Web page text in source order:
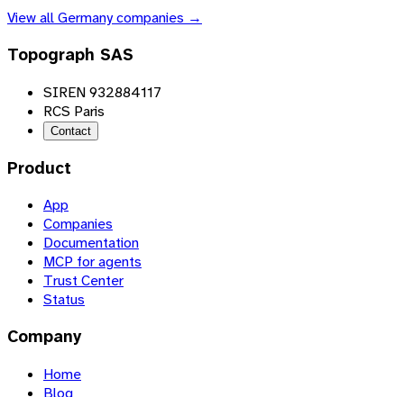
View allGermanycompanies →
Topograph SAS
SIREN 932884117
RCS Paris
Contact
Product
App
Companies
Documentation
MCP for agents
Trust Center
Status
Company
Home
Blog